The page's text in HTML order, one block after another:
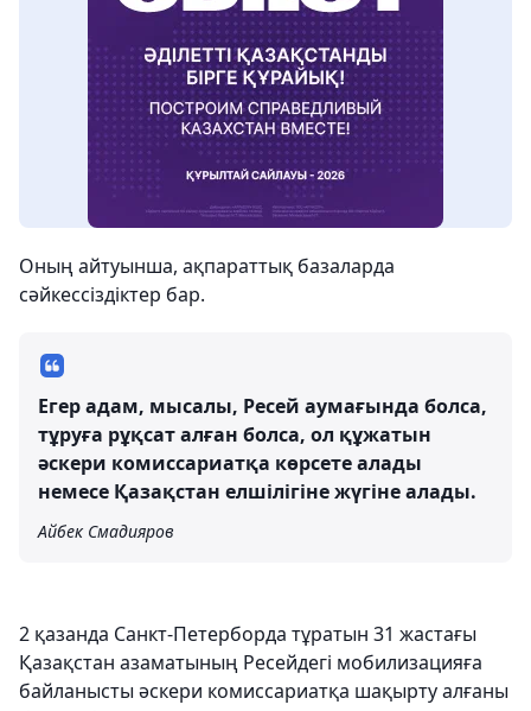
Оның айтуынша, ақпараттық базаларда
сәйкессіздіктер бар.
Егер адам, мысалы, Ресей аумағында болса,
тұруға рұқсат алған болса, ол құжатын
әскери комиссариатқа көрсете алады
немесе Қазақстан елшілігіне жүгіне алады.
Айбек Смадияров
2 қазанда Санкт-Петерборда тұратын 31 жастағы
Қазақстан азаматының Ресейдегі мобилизацияға
байланысты әскери комиссариатқа шақырту алғаны